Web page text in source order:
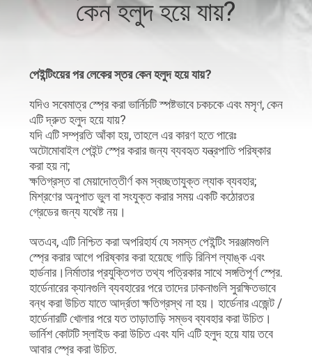
আমাদের
সাথে
যোগাযোগ
করুন
উদ্ধৃতির
জন্য
আবেদন
কেন হলুদ হয়ে যায়?
পেইন্টিংয়ের পর লেকের স্তর কেন হলুদ হয়ে যায়?
যদিও সবেমাত্র স্প্রে করা ভার্নিচটি স্পষ্টভাবে চকচকে এবং মসৃণ, কেন
এটি দ্রুত হলুদ হয়ে যায়?
যদি এটি সম্প্রতি আঁকা হয়, তাহলে এর কারণ হতে পারেঃ
অটোমোবাইল পেইন্ট স্প্রে করার জন্য ব্যবহৃত যন্ত্রপাতি পরিষ্কার
করা হয় না;
ক্ষতিগ্রস্ত বা মেয়াদোত্তীর্ণ কম স্বচ্ছতাযুক্ত ল্যাক ব্যবহার;
মিশ্রণের অনুপাত ভুল বা সংযুক্ত করার সময় একটি কঠোরতর
গ্রেডের জন্য যথেষ্ট নয়।
অতএব, এটি নিশ্চিত করা অপরিহার্য যে সমস্ত পেইন্টিং সরঞ্জামগুলি
স্প্রে করার আগে পরিষ্কার করা হয়েছে গাড়ি রিনিশ ল্যাঙ্ক এবং
হার্ডনার।নির্মাতার প্রযুক্তিগত তথ্য পত্রিকার সাথে সঙ্গতিপূর্ণ স্প্রে.
হার্ডেনারের ক্যানগুলি ব্যবহারের পরে তাদের ঢাকনাগুলি সুরক্ষিতভাবে
বন্ধ করা উচিত যাতে আর্দ্রতা ক্ষতিগ্রস্থ না হয়। হার্ডেনার এজেন্ট /
হার্ডেনারটি খোলার পরে যত তাড়াতাড়ি সম্ভব ব্যবহার করা উচিত।
ভার্নিশ কোটটি স্লাইড করা উচিত এবং যদি এটি হলুদ হয়ে যায় তবে
আবার স্প্রে করা উচিত.